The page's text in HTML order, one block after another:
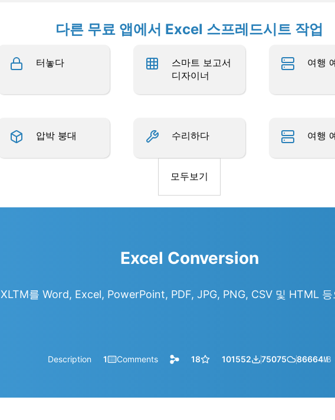
다른 무료 앱에서 Excel 스프레드시트 작업
터놓다
스마트 보고서
디자이너
여행
압박 붕대 수리하다 여행
모두보기
Excel Conversion
XLTM를 Word, Excel, PowerPoint, PDF, JPG, PNG, CSV 및 HTML
Description 1 Comments 18 101552 75075 86664㎆︎